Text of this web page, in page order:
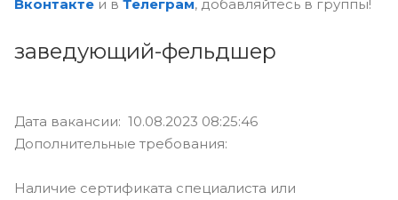
Вконтакте и в Телеграм, добавляйтесь в группы!
заведующий-фельдшер
Дата вакансии: 10.08.2023 08:25:46
Дополнительные требования:
Наличие сертификата специалиста или